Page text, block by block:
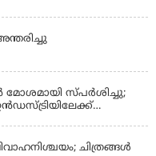
സ്പര്‍ശിച്ചു;
ചിത്രങ്ങള്‍